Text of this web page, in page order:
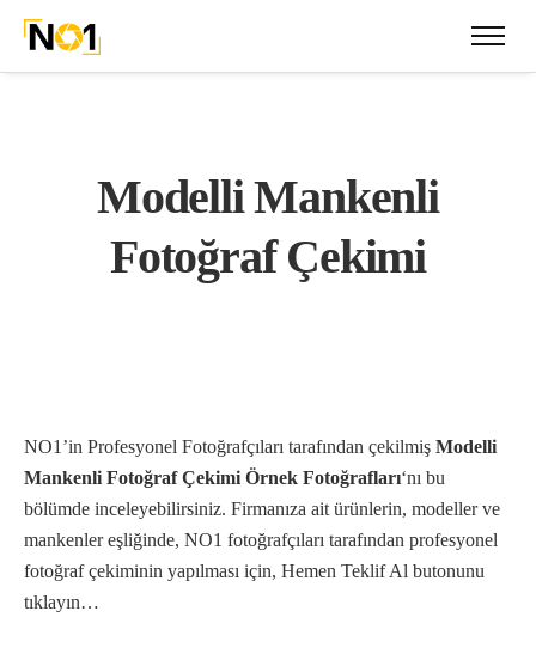
Modelli Mankenli
Fotoğraf Çekimi
NO1’in Profesyonel Fotoğrafçıları tarafından çekilmiş Modelli
Mankenli Fotoğraf Çekimi Örnek Fotoğrafları‘nı bu
bölümde inceleyebilirsiniz. Firmanıza ait ürünlerin, modeller ve
mankenler eşliğinde, NO1 fotoğrafçıları tarafından profesyonel
fotoğraf çekiminin yapılması için, Hemen Teklif Al butonunu
tıklayın…